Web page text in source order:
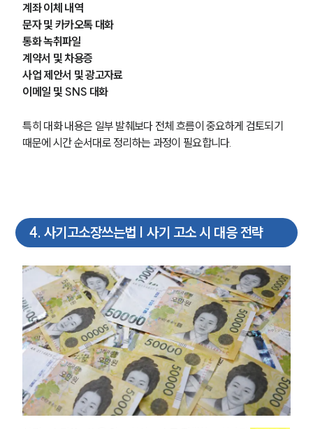
계좌 이체 내역
문자 및 카카오톡 대화
통화 녹취파일
계약서 및 차용증
사업 제안서 및 광고자료
이메일 및 SNS 대화
특히 대화 내용은 일부 발췌보다 전체 흐름이 중요하게 검토되기
때문에 시간 순서대로 정리하는 과정이 필요합니다.
4. 사기고소장쓰는법 | 사기 고소 시 대응 전략